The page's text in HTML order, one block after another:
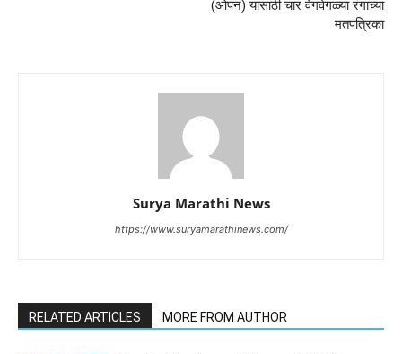
(ओपन) यांसाठी चार वेगवेगळ्या रंगाच्या
मतपत्रिका
Surya Marathi News
https://www.suryamarathinews.com/
RELATED ARTICLES MORE FROM AUTHOR